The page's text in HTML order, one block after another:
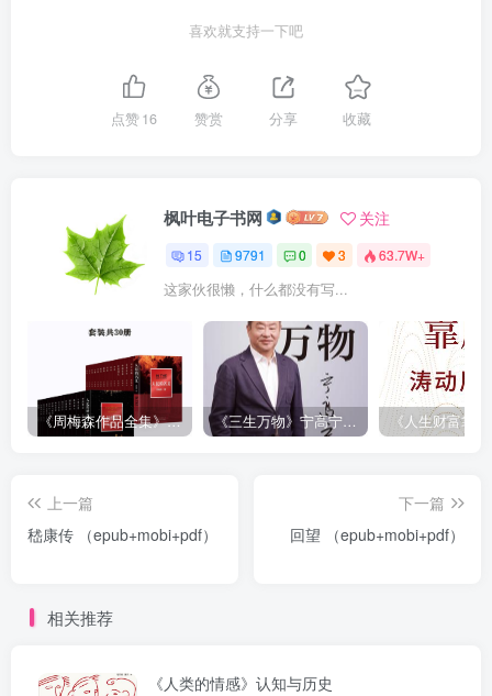
喜欢就支持一下吧
点赞16 赞赏 分享 收藏
枫叶电子书网 关注
15 9791 0 3 63.7W+
这家伙很懒，什么都没有写...
《周梅森作品全集》[共30册] 《三生万物》宁高宁（epub+mobi+azw3+pdf）
上一篇
嵇康传 （epub+mobi+pdf）
下一篇
回望 （epub+mobi+pdf）
相关推荐
《人类的情感》认知与历史